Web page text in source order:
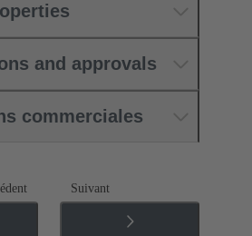
and approvals
commerciales
Suivant